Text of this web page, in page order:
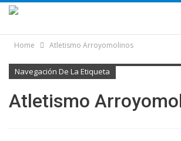
Home Atletismo Arroyomolinos
Navegación De La Etiqueta
Atletismo